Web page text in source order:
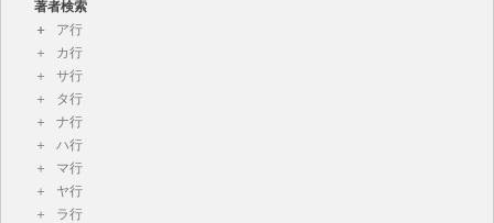
著者検索
ア行
カ行
サ行
タ行
ナ行
ハ行
マ行
ヤ行
ラ行